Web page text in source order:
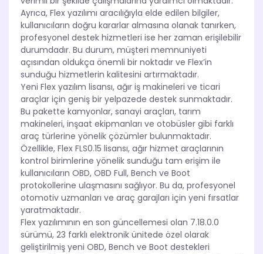
Ayrıca, Flex yazılımı aracılığıyla elde edilen bilgiler,
kullanıcıların doğru kararlar almasına olanak tanırken,
profesyonel destek hizmetleri ise her zaman erişilebilir
durumdadır. Bu durum, müşteri memnuniyeti
açısından oldukça önemli bir noktadır ve Flex’in
sunduğu hizmetlerin kalitesini artırmaktadır.
Yeni Flex yazılım lisansı, ağır iş makineleri ve ticari
araçlar için geniş bir yelpazede destek sunmaktadır.
Bu pakette kamyonlar, sanayi araçları, tarım
makineleri, inşaat ekipmanları ve otobüsler gibi farklı
araç türlerine yönelik çözümler bulunmaktadır.
Özellikle, Flex FLS0.15 lisansı, ağır hizmet araçlarının
kontrol birimlerine yönelik sunduğu tam erişim ile
kullanıcıların OBD, OBD Full, Bench ve Boot
protokollerine ulaşmasını sağlıyor. Bu da, profesyonel
otomotiv uzmanları ve araç garajları için yeni fırsatlar
yaratmaktadır.
Flex yazılımının en son güncellemesi olan 7.18.0.0
sürümü, 23 farklı elektronik ünitede özel olarak
geliştirilmiş yeni OBD, Bench ve Boot destekleri